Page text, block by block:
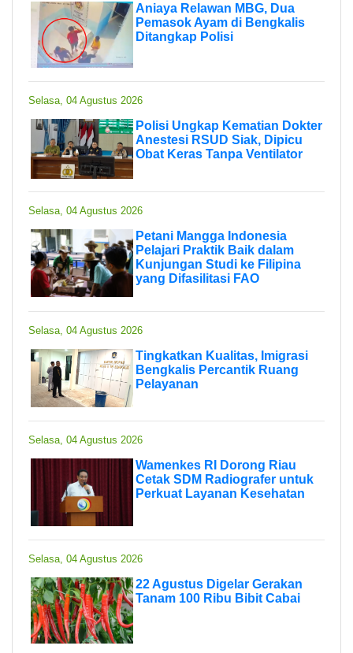
Aniaya Relawan MBG, Dua
Pemasok Ayam di Bengkalis
Ditangkap Polisi
Selasa, 04 Agustus 2026
Polisi Ungkap Kematian Dokter
Anestesi RSUD Siak, Dipicu
Obat Keras Tanpa Ventilator
Selasa, 04 Agustus 2026
Petani Mangga Indonesia
Pelajari Praktik Baik dalam
Kunjungan Studi ke Filipina
yang Difasilitasi FAO
Selasa, 04 Agustus 2026
Tingkatkan Kualitas, Imigrasi
Bengkalis Percantik Ruang
Pelayanan
Selasa, 04 Agustus 2026
Wamenkes RI Dorong Riau
Cetak SDM Radiografer untuk
Perkuat Layanan Kesehatan
Selasa, 04 Agustus 2026
22 Agustus Digelar Gerakan
Tanam 100 Ribu Bibit Cabai